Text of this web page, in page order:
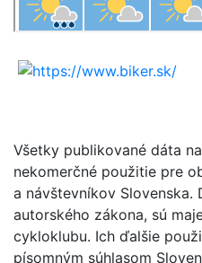
Všetky publikované dáta
nekomerčné použitie pre
a návštevníkov Slovenska.
autorského zákona, sú
cykloklubu. Ich ďalšie
písomným súhlasom